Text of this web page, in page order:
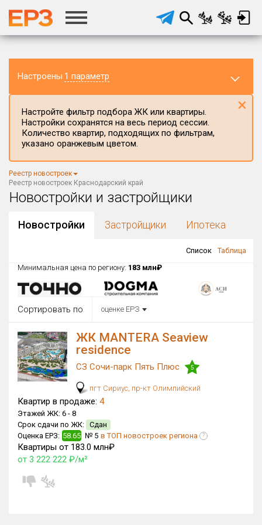
Настроены 1 параметр
Краснодарский край
Район в регионе
Все
Район в городе
Цена
от до
Общая площадь, м²
от
Срок сдачи
от Сдан в 2024 до
Вид объекта
ДАП
Настройте фильтр подбора ЖК или квартиры.
Настройки сохранятся на весь период сессии.
Количество квартир, подходящих по фильтрам,
указано оранжевым цветом.
×
Реестр новостроек
Реестр новостроек Краснодарский край
Новостройки и застройщики
Новостройки Застройщики Ипотека
Список
Таблица
Минимальная цена по региону: 183 млн₽
Сортировать по оценке ЕРЗ
ЖК MANTERA Seaview
residence
СЗ Сочи-парк Пять Плюс 5
пгт Сириус, пр-кт Олимпийский
Квартир в продаже: 4
Этажей ЖК: 6 - 8
Срок сдачи по ЖК: Сдан
Оценка ЕРЗ: 58.65 № 5 в ТОП новостроек региона ?
Квартиры от 183.0 млн₽
от 3 222 222 ₽/м²